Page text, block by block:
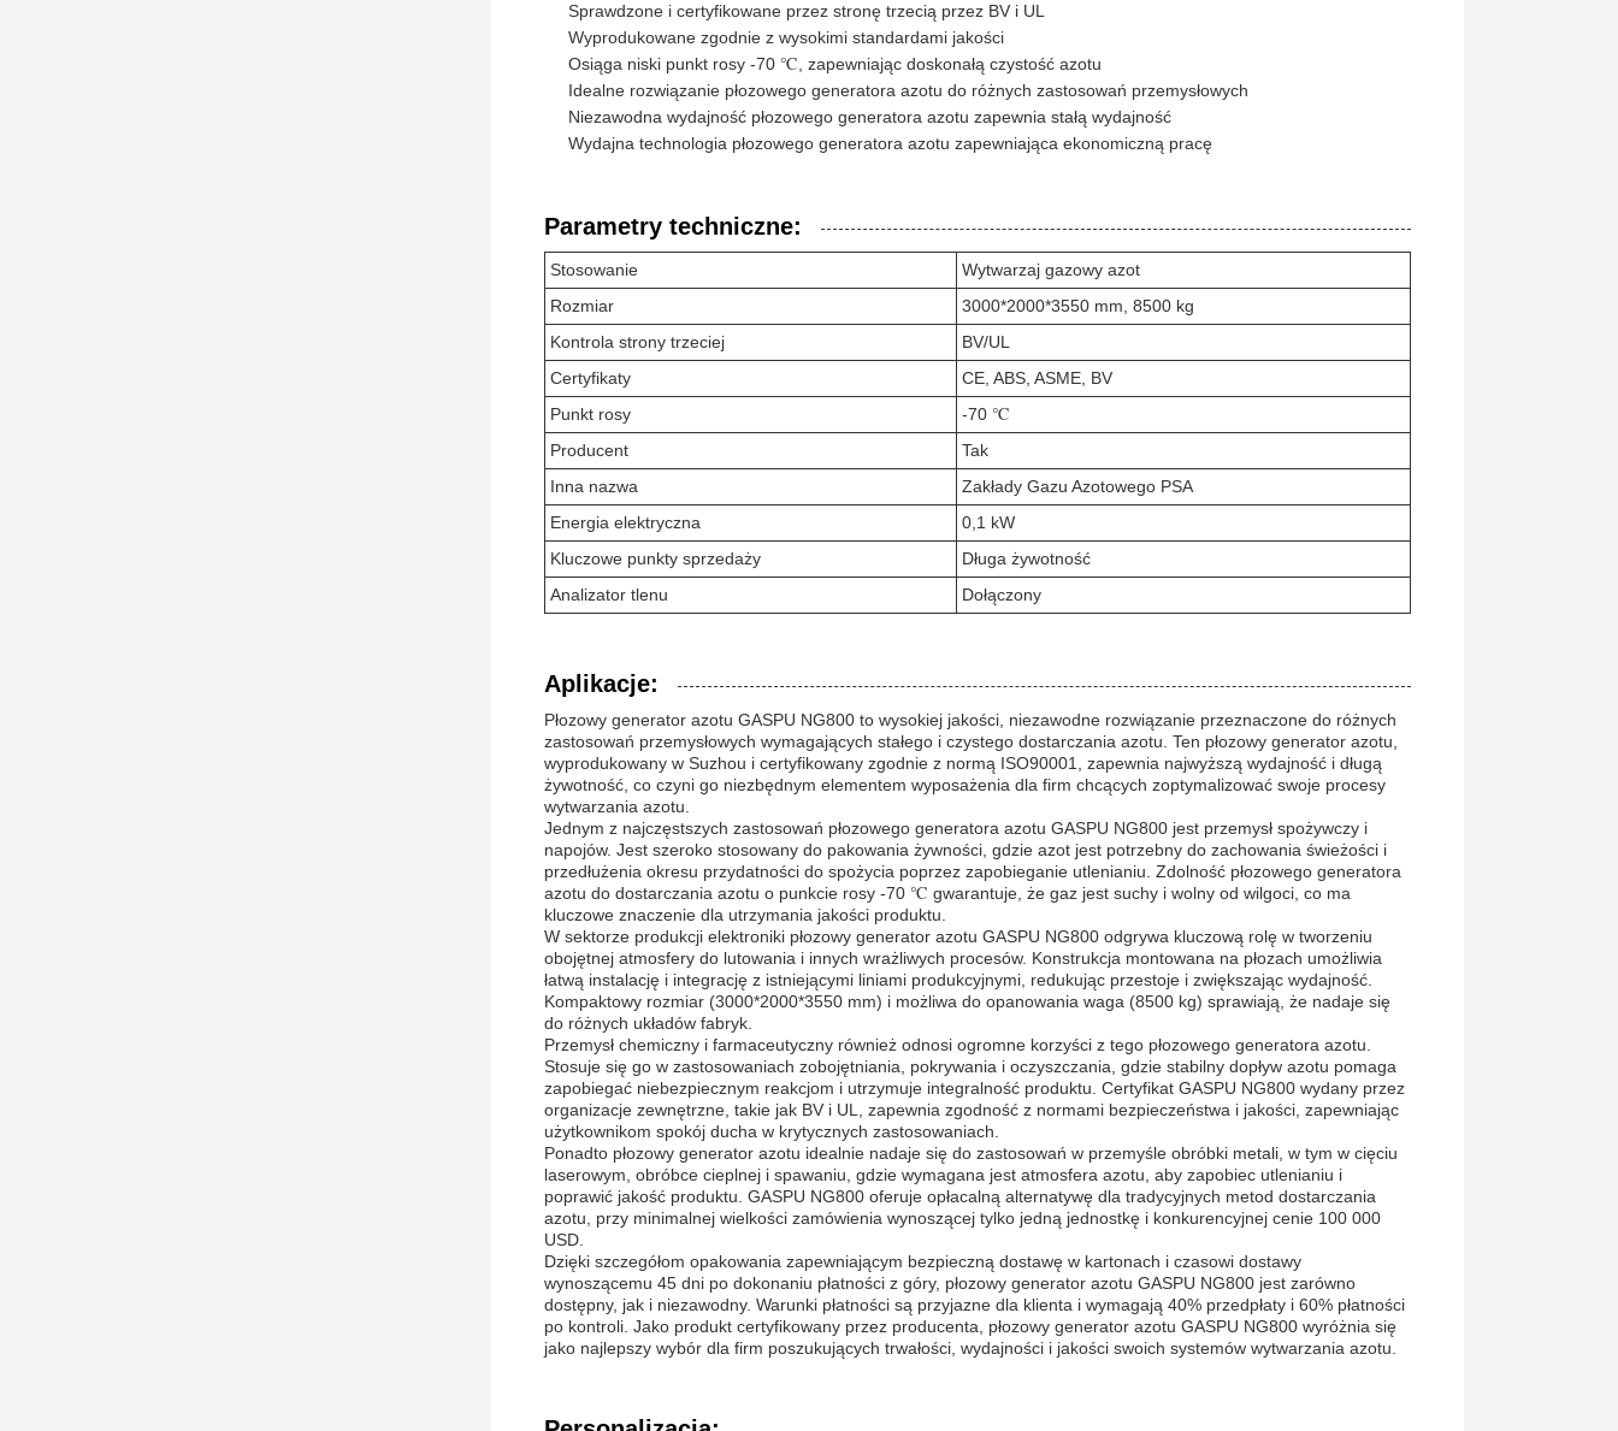
Sprawdzone i certyfikowane przez stronę trzecią przez BV i UL
Wyprodukowane zgodnie z wysokimi standardami jakości
Osiąga niski punkt rosy -70 ℃, zapewniając doskonałą czystość azotu
Idealne rozwiązanie płozowego generatora azotu do różnych zastosowań przemysłowych
Niezawodna wydajność płozowego generatora azotu zapewnia stałą wydajność
Wydajna technologia płozowego generatora azotu zapewniająca ekonomiczną pracę
Parametry techniczne:
Stosowanie
Wytwarzaj gazowy azot
Rozmiar
3000*2000*3550 mm, 8500 kg
Kontrola strony trzeciej
BV/UL
Certyfikaty
CE, ABS, ASME, BV
Punkt rosy
-70 ℃
Producent
Tak
Inna nazwa
Zakłady Gazu Azotowego PSA
Energia elektryczna
0,1 kW
Kluczowe punkty sprzedaży
Długa żywotność
Analizator tlenu
Dołączony
Aplikacje:
Płozowy generator azotu GASPU NG800 to wysokiej jakości, niezawodne rozwiązanie przeznaczone do różnych
zastosowań przemysłowych wymagających stałego i czystego dostarczania azotu. Ten płozowy generator azotu,
wyprodukowany w Suzhou i certyfikowany zgodnie z normą ISO90001, zapewnia najwyższą wydajność i długą
żywotność, co czyni go niezbędnym elementem wyposażenia dla firm chcących zoptymalizować swoje procesy
wytwarzania azotu.
Jednym z najczęstszych zastosowań płozowego generatora azotu GASPU NG800 jest przemysł spożywczy i
napojów. Jest szeroko stosowany do pakowania żywności, gdzie azot jest potrzebny do zachowania świeżości i
przedłużenia okresu przydatności do spożycia poprzez zapobieganie utlenianiu. Zdolność płozowego generatora
azotu do dostarczania azotu o punkcie rosy -70 ℃ gwarantuje, że gaz jest suchy i wolny od wilgoci, co ma
kluczowe znaczenie dla utrzymania jakości produktu.
W sektorze produkcji elektroniki płozowy generator azotu GASPU NG800 odgrywa kluczową rolę w tworzeniu
obojętnej atmosfery do lutowania i innych wrażliwych procesów. Konstrukcja montowana na płozach umożliwia
łatwą instalację i integrację z istniejącymi liniami produkcyjnymi, redukując przestoje i zwiększając wydajność.
Kompaktowy rozmiar (3000*2000*3550 mm) i możliwa do opanowania waga (8500 kg) sprawiają, że nadaje się
do różnych układów fabryk.
Przemysł chemiczny i farmaceutyczny również odnosi ogromne korzyści z tego płozowego generatora azotu.
Stosuje się go w zastosowaniach zobojętniania, pokrywania i oczyszczania, gdzie stabilny dopływ azotu pomaga
zapobiegać niebezpiecznym reakcjom i utrzymuje integralność produktu. Certyfikat GASPU NG800 wydany przez
organizacje zewnętrzne, takie jak BV i UL, zapewnia zgodność z normami bezpieczeństwa i jakości, zapewniając
użytkownikom spokój ducha w krytycznych zastosowaniach.
Ponadto płozowy generator azotu idealnie nadaje się do zastosowań w przemyśle obróbki metali, w tym w cięciu
laserowym, obróbce cieplnej i spawaniu, gdzie wymagana jest atmosfera azotu, aby zapobiec utlenianiu i
poprawić jakość produktu. GASPU NG800 oferuje opłacalną alternatywę dla tradycyjnych metod dostarczania
azotu, przy minimalnej wielkości zamówienia wynoszącej tylko jedną jednostkę i konkurencyjnej cenie 100 000
USD.
Dzięki szczegółom opakowania zapewniającym bezpieczną dostawę w kartonach i czasowi dostawy
wynoszącemu 45 dni po dokonaniu płatności z góry, płozowy generator azotu GASPU NG800 jest zarówno
dostępny, jak i niezawodny. Warunki płatności są przyjazne dla klienta i wymagają 40% przedpłaty i 60% płatności
po kontroli. Jako produkt certyfikowany przez producenta, płozowy generator azotu GASPU NG800 wyróżnia się
jako najlepszy wybór dla firm poszukujących trwałości, wydajności i jakości swoich systemów wytwarzania azotu.